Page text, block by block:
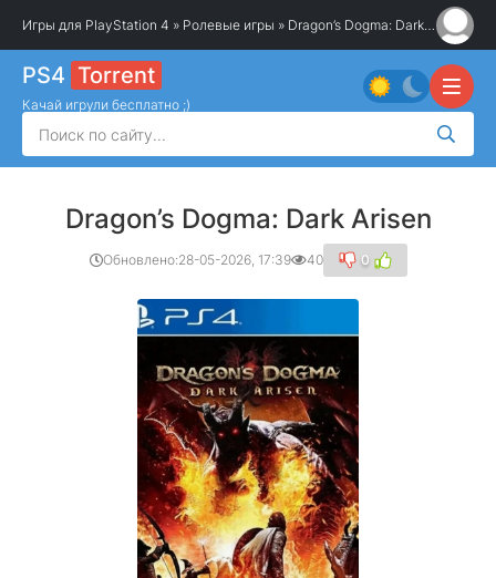
Игры для PlayStation 4 » Ролевые игры » Dragon’s Dogma: Dark Arisen
PS4 Torrent
Качай игрули бесплатно ;)
Dragon’s Dogma: Dark Arisen
Обновлено:28-05-2026, 17:39 40 0